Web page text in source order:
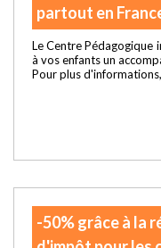
partout en
Le Centre Pédagogique
à vos enfants un
Pour plus
-50% grâce à la